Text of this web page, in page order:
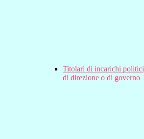
Titolari di incarichi
di direzione o di governo